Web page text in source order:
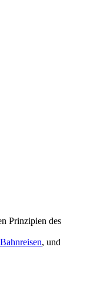
Prinzipien des
Bahnreisen, und